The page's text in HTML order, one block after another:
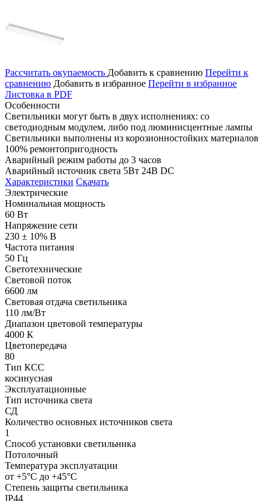
Рассчитать окупаемость Добавить к сравнению Перейти к
сравнению Добавить в избранное Перейти в избранное
Листовка в PDF
Особенности
Светильники могут быть в двух исполнениях: со
светодиодным модулем, либо под люминисцентные лампы
Светильники выполнены из корозионностойких материалов
100% ремонтопригодность
Аварийный режим работы до 3 часов
Аварийный источник света 5Вт 24В DC
Характеристики Скачать
Электрические
Номинальная мощность
60 Вт
Напряжение сети
230 ± 10% В
Частота питания
50 Гц
Светотехнические
Световой поток
6600 лм
Световая отдача светильника
110 лм/Вт
Диапазон цветовой температуры
4000 К
Цветопередача
80
Тип КСС
косинусная
Эксплуатационные
Тип источника света
СД
Количество основных источников света
1
Способ установки светильника
Потолочный
Температура эксплуатации
от +5°С до +45°С
Степень защиты светильника
IP44